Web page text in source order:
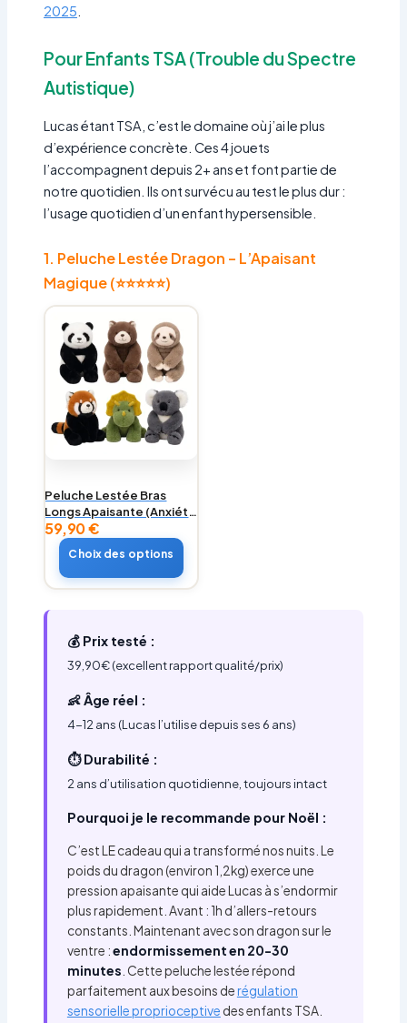
2025
Pour Enfants TSA (Trouble du Spectre
Autistique)
Lucas étant TSA, c’est le domaine où j’ai le plus
d’expérience concrète. Ces 4 jouets
l’accompagnent depuis 2+ ans et font partie de
notre quotidien. Ils ont survécu au test le plus dur :
l’usage quotidien d’un enfant hypersensible.
1. Peluche Lestée Dragon – L’Apaisant
Magique (⭐⭐⭐⭐⭐)
Peluche Lestée Bras
Longs Apaisante (Anxiété
& TDAH)
59,90€
Choix des options
💰 Prix testé :
39,90€ (excellent rapport qualité/prix)
👶 Âge réel :
4-12 ans (Lucas l’utilise depuis ses 6 ans)
⏱️ Durabilité :
2 ans d’utilisation quotidienne, toujours intact
Pourquoi je le recommande pour Noël :
C’est LE cadeau qui a transformé nos nuits. Le
poids du dragon (environ 1,2kg) exerce une
pression apaisante qui aide Lucas à s’endormir
plus rapidement. Avant : 1h d’allers-retours
constants. Maintenant avec son dragon sur le
ventre :endormissement en 20-30
minutes . Cette peluche lestée répond
parfaitement aux besoins derégulation
sensorielle proprioceptive des enfants TSA.